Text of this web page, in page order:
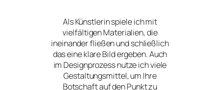
Als Künstlerin spiele ich mit
vielfältigen Materialien, die
ineinander fließen und schließlich
das eine klare Bild ergeben. Auch
im Designprozess nutze ich viele
Gestaltungsmittel, um Ihre
Botschaft auf den Punkt zu